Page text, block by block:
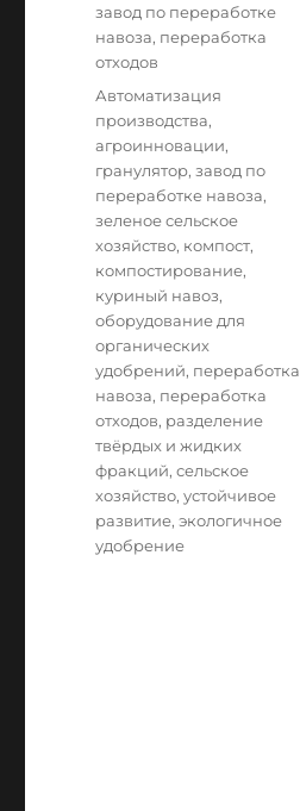
Categories
завод по переработке
навоза, переработка
отходов
Tags
Автоматизация
производства,
агроинновации,
гранулятор,завод по
переработке навоза,
зеленое сельское
хозяйство, компост,
компостирование,
куриный навоз,
оборудование для
органических
удобрений, переработка
навоза, переработка
отходов, разделение
твёрдых и жидких
фракций,сельское
хозяйство,устойчивое
развитие,экологичное
удобрение